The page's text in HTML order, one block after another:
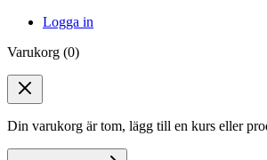
Logga in
Varukorg (0)
Din varukorg är tom, lägg till en kurs eller